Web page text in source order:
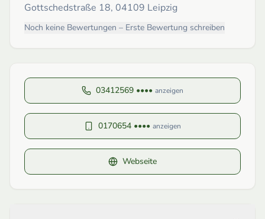
Gottschedstraße 18, 04109 Leipzig
Noch keine Bewertungen – Erste Bewertung schreiben
03412569 •••• anzeigen
0170654 •••• anzeigen
Webseite